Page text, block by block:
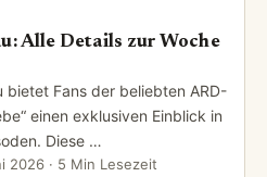
Alle Details zur Woche
bietet Fans der beliebten ARD-
einen exklusiven Einblick in
Diese …
2026 · 5 Min Lesezeit